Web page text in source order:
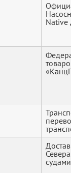
Native